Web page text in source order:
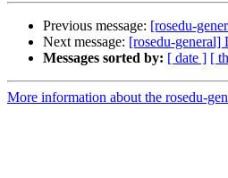
Previous message: [rosedu-
Next message: [rosedu-general]
Messages sorted by: [ date ] [
More information about the rosedu-